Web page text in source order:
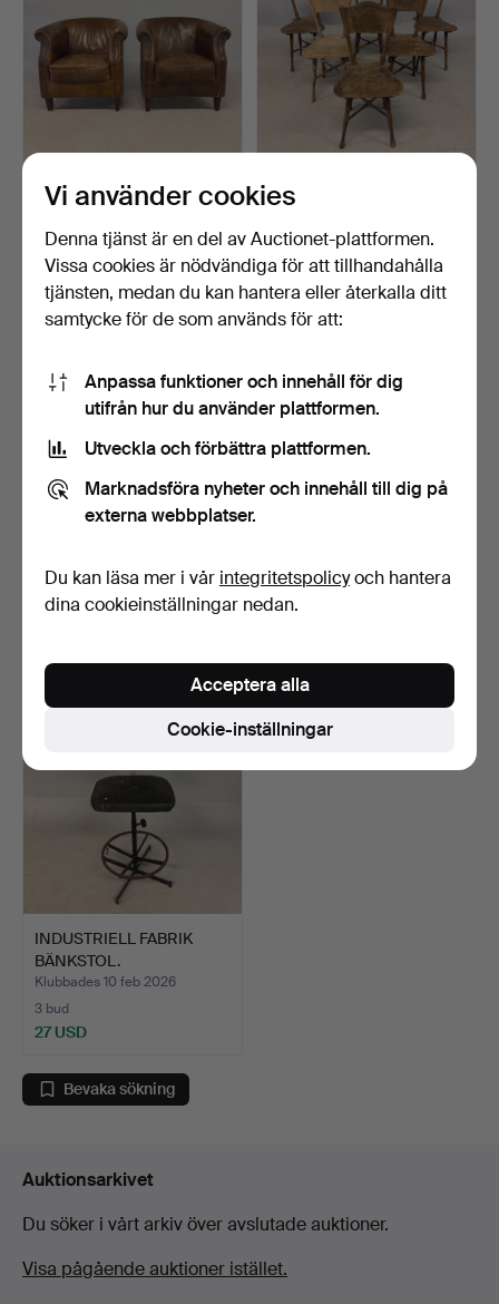
LÄDERKLUBBENS
FÅTÖLJER.
Klubbades 5 apr 2026
1 bud
68 USD
ANTIKA THONET
CAFÉSTOLAR.
Klubbades 29 mar 2026
12 bud
117 USD
Utvalt
FRUKOSTBARPALLAR.
Klubbades 15 mar 2026
Klubbades 22 feb 2026
INDUSTRIELL FABRIK
BÄNKSTOL.
Klubbades 10 feb 2026
3 bud
27 USD
Bevaka sökning
Auktionsarkivet
Du söker i vårt arkiv över avslutade auktioner.
Visa pågående auktioner istället.
Vi använder cookies
Denna tjänst är en del av Auctionet-plattformen.
Vissa cookies är nödvändiga för att tillhandahålla
tjänsten, medan du kan hantera eller återkalla ditt
samtycke för de som används för att:
Anpassa funktioner och innehåll för dig
utifrån hur du använder plattformen.
Utveckla och förbättra plattformen.
Marknadsföra nyheter och innehåll till dig på
externa webbplatser.
Du kan läsa mer i vår integritetspolicyoch hantera
dina cookieinställningar nedan.
Cookie-inställningar
Acceptera alla